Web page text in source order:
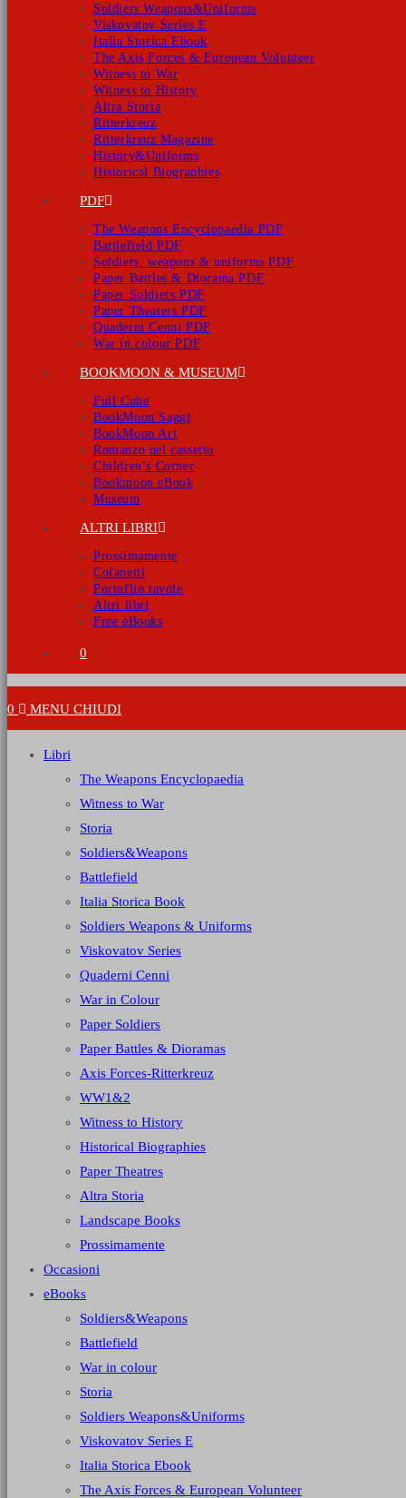
Soldiers Weapons&Uniforms
Viskovatov Series E
Italia Storica Ebook
The Axis Forces & European Volunteer
Witness to War
Witness to History
Altra Storia
Ritterkreuz
Ritterkreuz Magazine
History&Uniforms
Historical Biographies
PDF
The Weapons Encyclopaedia PDF
Battlefield PDF
Soldiers, weapons & uniforms PDF
Paper Battles & Diorama PDF
Paper Soldiers PDF
Paper Theaters PDF
Quaderni Cenni PDF
War in colour PDF
BOOKMOON & MUSEUM
Full Cube
BookMoon Saggi
BookMoon Art
Romanzo nel cassetto
Children’s Corner
Bookmoon eBook
Museum
ALTRI LIBRI
Prossimamente
Cofanetti
Portoflio tavole
Altri libri
Free eBooks
0
0 MENU CHIUDI
Libri
The Weapons Encyclopaedia
Witness to War
Storia
Soldiers&Weapons
Battlefield
Italia Storica Book
Soldiers Weapons & Uniforms
Viskovatov Series
Quaderni Cenni
War in Colour
Paper Soldiers
Paper Battles & Dioramas
Axis Forces-Ritterkreuz
WW1&2
Witness to History
Historical Biographies
Paper Theatres
Altra Storia
Landscape Books
Prossimamente
Occasioni
eBooks
Soldiers&Weapons
Battlefield
War in colour
Storia
Soldiers Weapons&Uniforms
Viskovatov Series E
Italia Storica Ebook
The Axis Forces & European Volunteer